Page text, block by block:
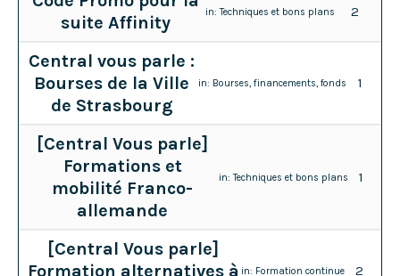
suite Affinity
in:Techniques et bons plans 2
Central vous parle :
Bourses de la Ville
de Strasbourg
in: Bourses, financements, fonds 1
[Central Vous parle]
Formations et
mobilité Franco-
allemande
in:Techniques et bons plans 1
[Central Vous parle]
Formation alternatives à in: Formation continue 2